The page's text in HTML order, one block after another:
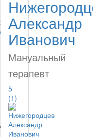
Александр
Иванович
Мануальный
терапевт
5
(1)